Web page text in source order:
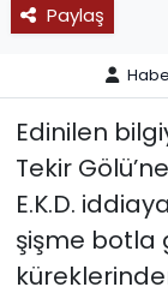
Paylaş
Edinilen
Tekir
E.K.D.
şişme botla